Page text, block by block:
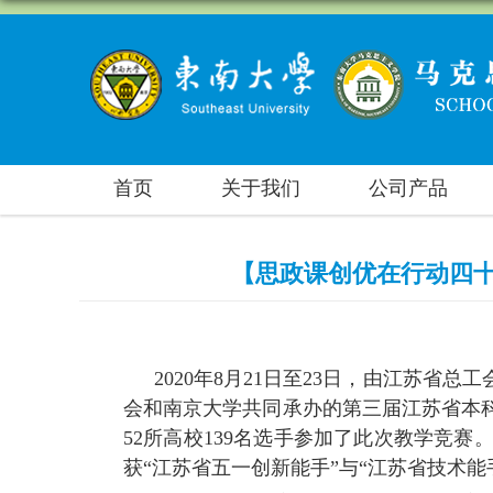
首页 关于我们 公司产品
【思政课创优在行动
2020年8月21 日至23 日，由江苏省总工
会和南京大学共同承办的第三届江苏省
52所高校139名选手参加了此次教学竞赛
获“江苏省五一创新能手”与“江苏省技术能